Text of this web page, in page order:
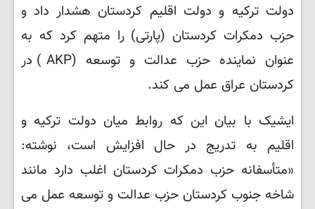
دولت ترکیه و دولت اقلیم کردستان هشدار داد و
حزب دمکرات کردستان (پارتی) را متهم کرد که به
عنوان نماینده حزب عدالت و توسعه (AKP) در
کردستان عراق عمل می کند.
ایشیک با بیان این که روابط میان دولت ترکیه و
اقلیم به تدریج در حال افزایش است، نوشته:
«متأسفانه حزب دمکرات کردستان اغلب دارد مانند
شاخه جنوب کردستان حزب عدالت و توسعه عمل می